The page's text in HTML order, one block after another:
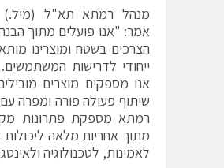
מנהל רמתא תא"ל (מיל.)
אמר: "אנו פועלים מתוך
הצרכים בשטח ומוצרינו
ייחודי לדרישות
אנו מספקים מוצרים
שיתוף פעולה פורה ומפרה עם
רמתא מספקת פתרונות
מתוך אחריות מלאה
לאמינות, לטכנולוגיה